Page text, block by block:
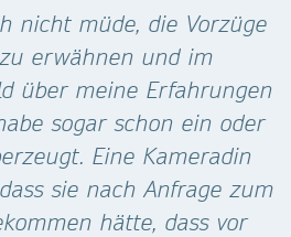
nicht müde, die Vorzüge
erwähnen und im
über meine Erfahrungen
sogar schon ein oder
Eine Kameradin
sie nach Anfrage zum
hätte, dass vor